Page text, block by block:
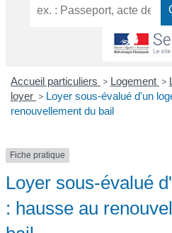
Accueil particuliers > Logement >
loyer > Loyer sous-évalué d'un
renouvellement du bail
Fiche pratique
Loyer sous-évalué
: hausse au